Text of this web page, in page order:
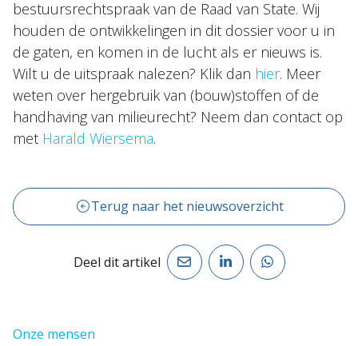
bestuursrechtspraak van de Raad van State. Wij
houden de ontwikkelingen in dit dossier voor u in
de gaten, en komen in de lucht als er nieuws is.
Wilt u de uitspraak nalezen? Klik dan hier. Meer
weten over hergebruik van (bouw)stoffen of de
handhaving van milieurecht? Neem dan contact op
met Harald Wiersema.
Terug naar het nieuwsoverzicht
Deel dit artikel
Onze mensen